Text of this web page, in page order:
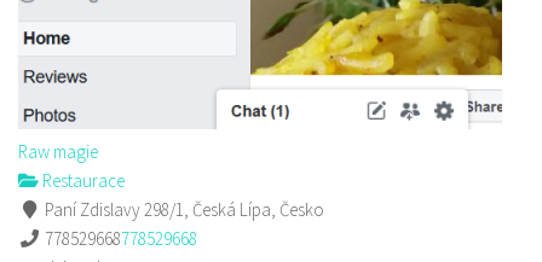
Raw magie
Restaurace
Paní Zdislavy 298/1, Česká Lípa, Česko
778529668778529668